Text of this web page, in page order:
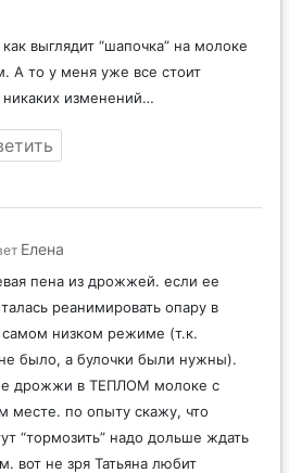
выглядит “шапочка” на молоке
А то у меня уже все стоит
изменений…
Елена
пена из дрожжей. если ее
реанимировать опару в
самом низком режиме (т.к.
было, а булочки были нужны).
дрожжи в ТЕПЛОМ молоке с
месте. по опыту скажу, что
“тормозить” надо дольше ждать
вот не зря Татьяна любит